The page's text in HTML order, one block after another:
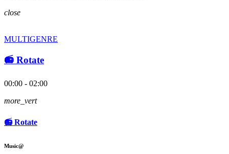
close
MULTIGENRE
📻 Rotate
00:00 - 02:00
more_vert
📻 Rotate
Music@